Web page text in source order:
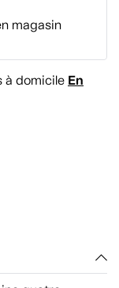
magasin
à domicile En